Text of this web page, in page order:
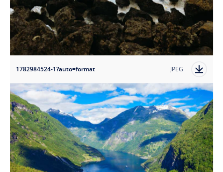
1782984524-1?auto=format JPEG